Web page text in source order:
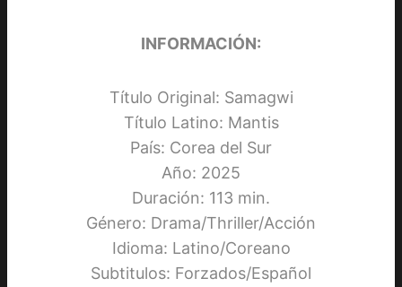
INFORMACIÓN:
Título Original: Samagwi
Título Latino: Mantis
País: Corea del Sur
Año: 2025
Duración: 113 min.
Género: Drama/Thriller/Acción
Idioma: Latino/Coreano
Subtitulos: Forzados/Español